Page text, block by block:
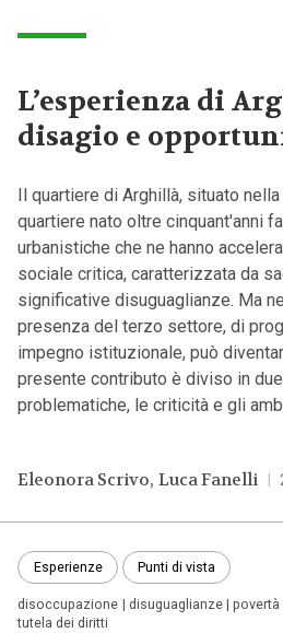
L’esperienza di
disagio e
Il quartiere di Arghillà, situato
quartiere nato oltre cinquant'anni
urbanistiche che ne hanno
sociale critica, caratterizzata da
significative disuguaglianze. Ma
presenza del terzo settore, di
impegno istituzionale, può
presente contributo è diviso in
problematiche, le criticità e gli
Eleonora Scrivo Luca Fanelli |
Esperienze Punti di vista
disoccupazione disuguaglianze povertà
tutela dei diritti